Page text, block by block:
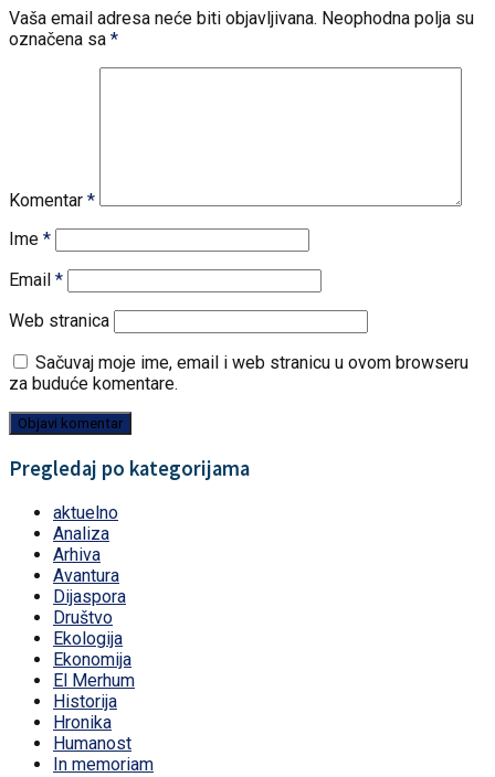
Vaša email adresa neće biti objavljivana. Neophodna polja su
označena sa *
Komentar *
Ime *
Email *
Web stranica
Sačuvaj moje ime, email i web stranicu u ovom browseru
za buduće komentare.
Pregledaj po kategorijama
aktuelno
Analiza
Arhiva
Avantura
Dijaspora
Društvo
Ekologija
Ekonomija
El Merhum
Historija
Hronika
Humanost
In memoriam